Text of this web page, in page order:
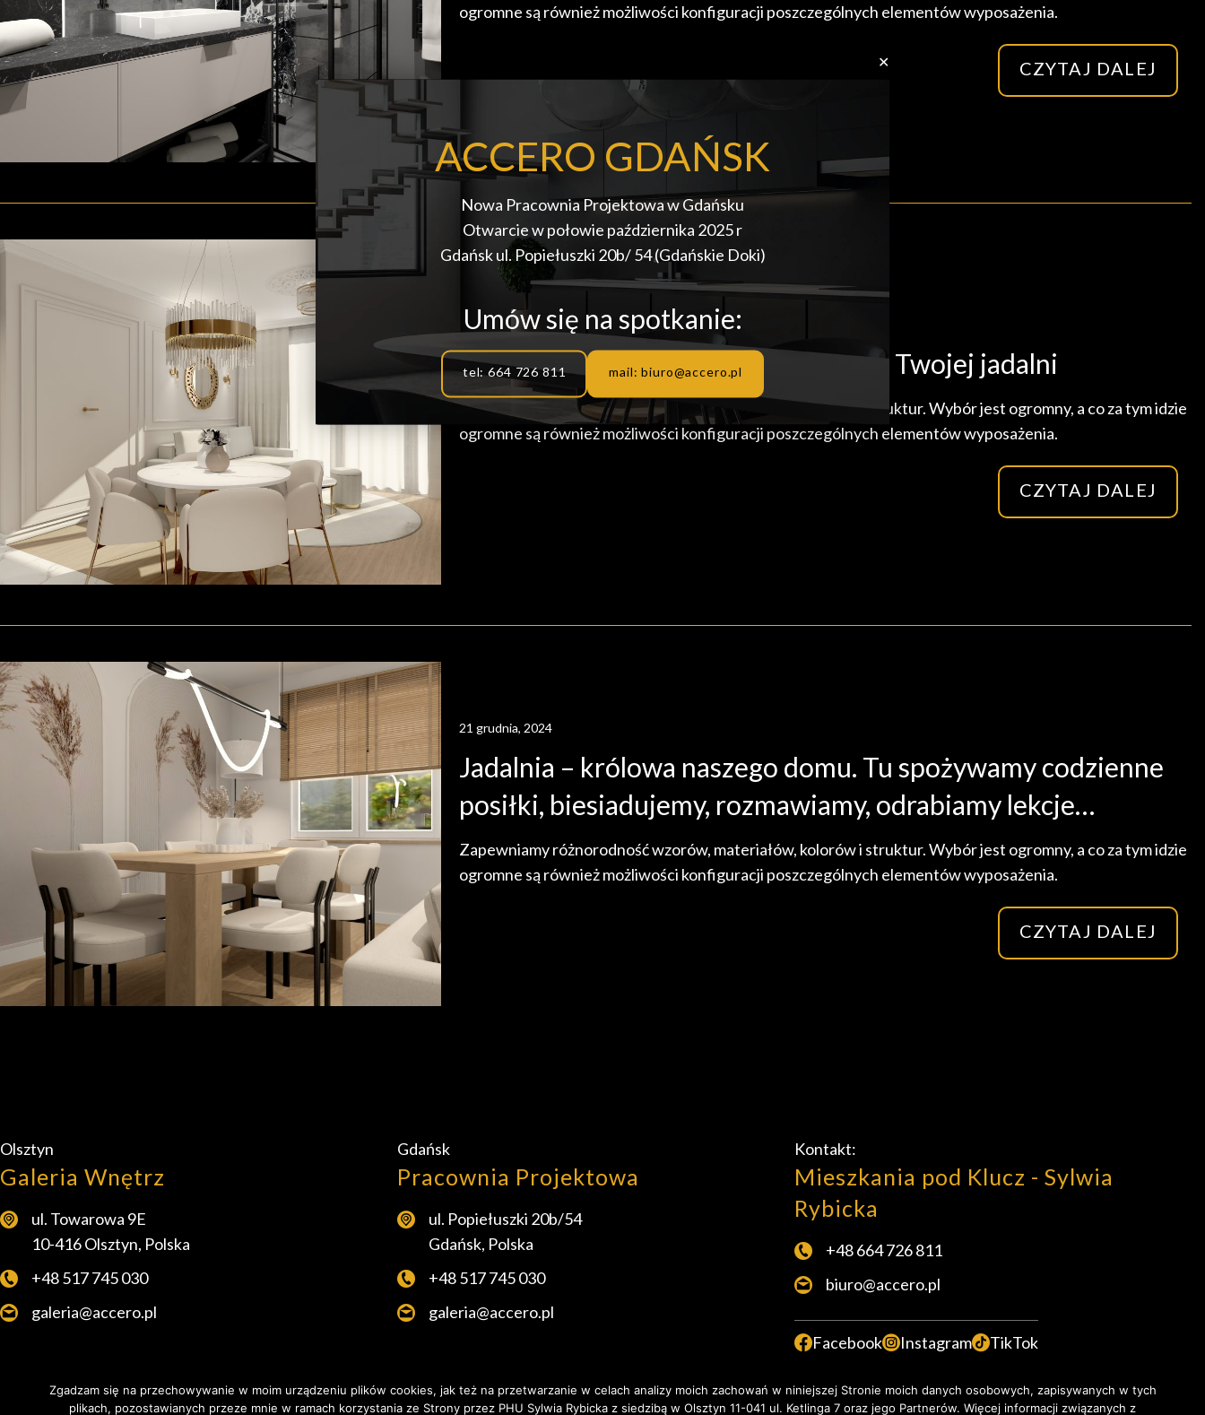
ogromne są również możliwości konfiguracji poszczególnych elementów wyposażenia.
CZYTAJ DALEJ
15 stycznia, 2025
Zawsze modne i wygodne krzesła do Twojej jadalni
Zapewniamy różnorodność wzorów, materiałów, kolorów i struktur. Wybór jest ogromny, a co za tym idzie
ogromne są również możliwości konfiguracji poszczególnych elementów wyposażenia.
CZYTAJ DALEJ
21 grudnia, 2024
Jadalnia – królowa naszego domu. Tu spożywamy codzienne
posiłki, biesiadujemy, rozmawiamy, odrabiamy lekcje…
Zapewniamy różnorodność wzorów, materiałów, kolorów i struktur. Wybór jest ogromny, a co za tym idzie
ogromne są również możliwości konfiguracji poszczególnych elementów wyposażenia.
CZYTAJ DALEJ
Olsztyn
Galeria Wnętrz
ul. Towarowa 9E
10-416 Olsztyn, Polska
+48 517 745 030
galeria@accero.pl
Gdańsk
Pracownia Projektowa
ul. Popiełuszki 20b/54
Gdańsk, Polska
+48 517 745 030
galeria@accero.pl
Kontakt:
Mieszkania pod Klucz - Sylwia
Rybicka
+48 664 726 811
biuro@accero.pl
Facebook Instagram TikTok
✕
ACCERO GDAŃSK
Nowa Pracownia Projektowa w Gdańsku
Otwarcie w połowie października 2025 r
Gdańsk ul. Popiełuszki 20b/ 54 (Gdańskie Doki)
Umów się na spotkanie:
tel: 664 726 811 mail: biuro@accero.pl
Zgadzam się na przechowywanie w moim urządzeniu plików cookies, jak też na przetwarzanie w celach analizy moich zachowań w niniejszej Stronie moich danych osobowych, zapisywanych w tych
plikach, pozostawianych przeze mnie w ramach korzystania ze Strony przez PHU Sylwia Rybicka z siedzibą w Olsztyn 11-041 ul. Ketlinga 7 oraz jego Partnerów. Więcej informacji związanych z